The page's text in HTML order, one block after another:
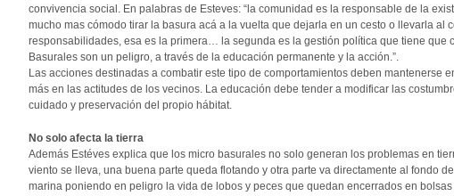
convivencia social. En palabras de Esteves: “la comunidad es la responsable de la
mucho mas cómodo tirar la basura acá a la vuelta que dejarla en un cesto o llevarla al
responsabilidades, esa es la primera… la segunda es la gestión política que tiene que
Basurales son un peligro, a través de la educación permanente y la acción.”.
Las acciones destinadas a combatir este tipo de comportamientos deben mantenerse
más en las actitudes de los vecinos. La educación debe tender a modificar las
cuidado y preservación del propio hábitat.
No solo afecta la tierra
Además Estéves explica que los micro basurales no solo generan los problemas en
viento se lleva, una buena parte queda flotando y otra parte va directamente al fondo
marina poniendo en peligro la vida de lobos y peces que quedan encerrados en